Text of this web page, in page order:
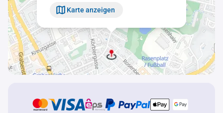
Karte anzeigen